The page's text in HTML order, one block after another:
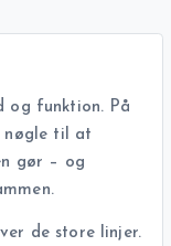
og funktion. På
nøgle til at
gør – og
de store linjer.